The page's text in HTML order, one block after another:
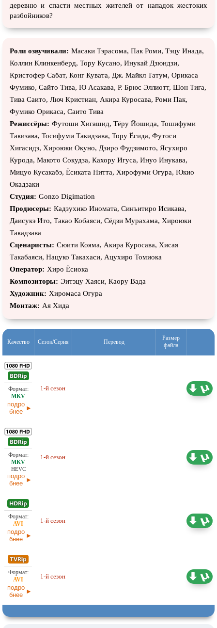
деревню и спасти местных жителей от нападок жестоких
разбойников?
Роли озвучивали: Масаки Тэрасома, Пак Роми, Тэцу Инада,
Коллин Клинкенберд, Тору Кусано, Инукай Дзюндзи,
Кристофер Сабат, Конг Кувата, Дж. Майкл Татум, Орикаса
Фумико, Сайто Тива, Ю Асакава, Р. Брюс Эллиотт, Шон Тига,
Тива Саито, Люч Кристиан, Акира Куросава, Роми Пак,
Фумико Орикаса, Саито Тива
Режиссёры: Футоши Хигашид, Тёру Йошида, Тошифуми
Такизава, Тосифуми Такидзава, Тору Ёсида, Футоси
Хигасидэ, Хироюки Окуно, Дзиро Фудзимото, Ясухиро
Курода, Макото Сокудза, Кахору Игуса, Инуо Инукава,
Мицуо Кусакабэ, Ёсиката Нитта, Хирофуми Огура, Юкио
Окадзаки
Студия: Gonzo Digimation
Продюсеры: Кадзухико Иномата, Синъитиро Исикава,
Даисукэ Ито, Такао Кобаяси, Сёдзи Мурахама, Хироюки
Такадзава
Сценаристы: Сюити Кояма, Акира Куросава, Хисая
Такабаяси, Нацуко Такахаси, Ацухиро Томиока
Оператор: Хиро Ёсиока
Композиторы: Эитэцу Хаяси, Каору Вада
Художник: Хиромаса Огура
Монтаж: Ая Хида
Качество Сезон/Серия Перевод
Размер
файла
подро
бнее
1-й сезон
HEVC
подро
бнее
1-й сезон
подро
бнее
1-й сезон
подро
бнее
1-й сезон